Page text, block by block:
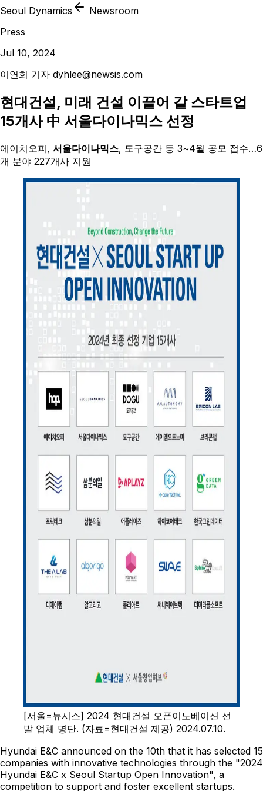
Seoul Dynamics
Newsroom
Press
Jul 10, 2024
이연희 기자 dyhlee@newsis.com
현대건설, 미래 건설 이끌어 갈 스타트업
15개사 中 서울다이나믹스 선정
에이치오피, 서울다이나믹스, 도구공간 등 3~4월 공모 접수…6
개 분야 227개사 지원
[서울=뉴시스] 2024 현대건설 오픈이노베이션 선
발 업체 명단. (자료=현대건설 제공) 2024.07.10.
Hyundai E&C announced on the 10th that it has selected 15
companies with innovative technologies through the "2024
Hyundai E&C x Seoul Startup Open Innovation", a
competition to support and foster excellent startups.